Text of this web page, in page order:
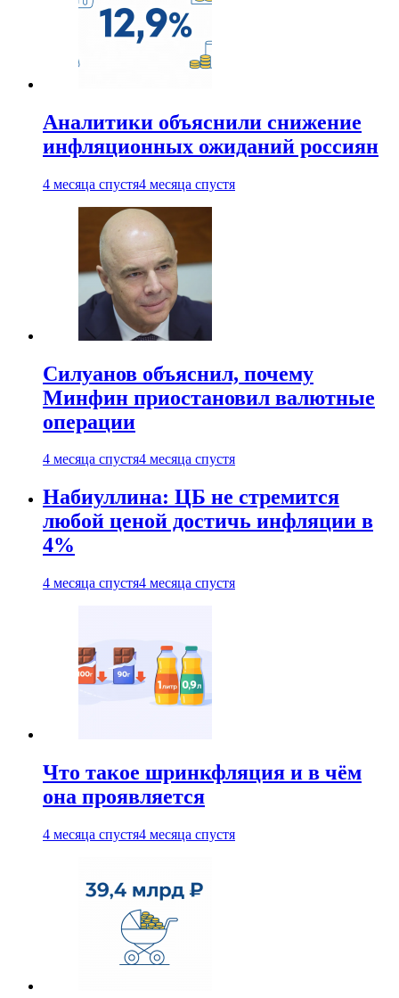
Аналитики объяснили снижение
инфляционных ожиданий россиян
4 месяца спустя4 месяца спустя
Силуанов объяснил, почему
Минфин приостановил валютные
операции
4 месяца спустя4 месяца спустя
Набиуллина: ЦБ не стремится
любой ценой достичь инфляции в
4%
4 месяца спустя4 месяца спустя
Что такое шринкфляция и в чём
она проявляется
4 месяца спустя4 месяца спустя